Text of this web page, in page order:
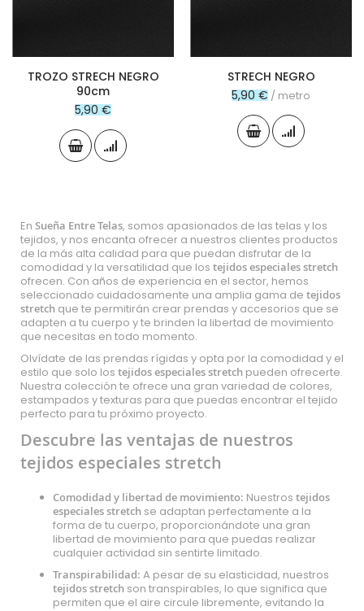
TROZO STRECH NEGRO
90cm
5,90 €
STRECH NEGRO
5,90 € / metro
En Sueña Entre Telas, somos apasionados de las telas y los
tejidos, y nos encanta ofrecer a nuestros clientes productos
de la más alta calidad para que puedan disfrutar de la
comodidad y la versatilidad que los tejidos especiales stretch
ofrecen. Con años de experiencia en el sector, hemos
seleccionado cuidadosamente una amplia gama de tejidos
stretch que te permitirán crear prendas y accesorios que se
adapten a tu cuerpo y te brinden la libertad de movimiento
que necesitas en todo momento.
Olvídate de las prendas rígidas y opta por la comodidad y el
estilo que solo los tejidos especiales stretch pueden ofrecerte.
Nuestra colección te ofrece una gran variedad de colores,
estampados y texturas para que puedas encontrar el tejido
perfecto para tu próximo proyecto.
Descubre las ventajas de nuestros
tejidos especiales stretch
Comodidad y libertad de movimiento: Nuestros tejidos
especiales stretch se adaptan perfectamente a la
forma de tu cuerpo, proporcionándote una gran
libertad de movimiento para que puedas realizar
cualquier actividad sin sentirte limitado.
Transpirabilidad: A pesar de su elasticidad, nuestros
tejidos stretch son transpirables, lo que significa que
permiten que el aire circule libremente, evitando la